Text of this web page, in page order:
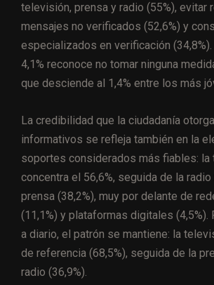
televisión, prensa y radio (55%), evitar
mensajes no verificados (52,6%) y
especializados en verificación (34,8%).
4,1% reconoce no tomar ninguna
que desciende al 1,4% entre los más
La credibilidad que la ciudadanía
informativos se refleja también en la
soportes considerados más fiables: la
concentra el 56,6%, seguida de la radio
prensa (38,2%), muy por delante de
(11,1%) y plataformas digitales (4,5%).
a diario, el patrón se mantiene: la
de referencia (68,5%), seguida de la
radio (36,9%).